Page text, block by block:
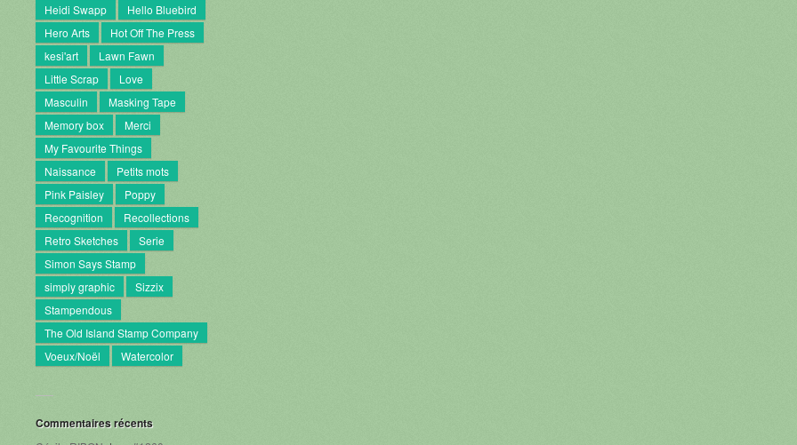
Heidi Swapp
Hello Bluebird
Hero Arts
Hot Off The Press
kesi'art
Lawn Fawn
Little Scrap
Love
Masculin
Masking Tape
Memory box
Merci
My Favourite Things
Naissance
Petits mots
Pink Paisley
Poppy
Recognition
Recollections
Retro Sketches
Serie
Simon Says Stamp
simply graphic
Sizzix
Stampendous
The Old Island Stamp Company
Voeux/Noël
Watercolor
Commentaires récents